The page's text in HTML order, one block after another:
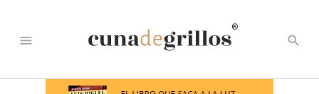
menu
®
search